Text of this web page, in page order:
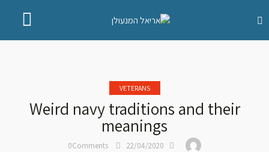
VETERANS
Weird navy traditions and their
meanings
22/04/2020
0Comments